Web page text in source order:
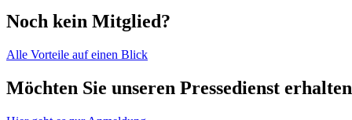
Noch kein Mitglied?
Alle Vorteile auf einen Blick
Möchten Sie unseren Pressedienst